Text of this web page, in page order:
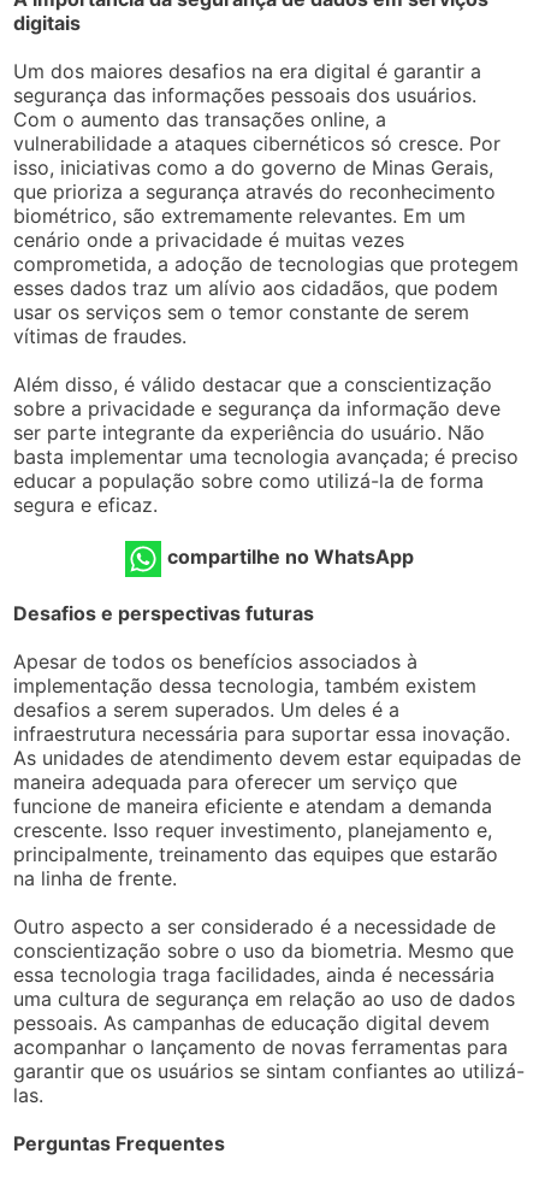
digitais
Um dos maiores desafios na era digital é garantir a
segurança das informações pessoais dos usuários.
Com o aumento das transações online, a
vulnerabilidade a ataques cibernéticos só cresce. Por
isso, iniciativas como a do governo de Minas Gerais,
que prioriza a segurança através do reconhecimento
biométrico, são extremamente relevantes. Em um
cenário onde a privacidade é muitas vezes
comprometida, a adoção de tecnologias que protegem
esses dados traz um alívio aos cidadãos, que podem
usar os serviços sem o temor constante de serem
vítimas de fraudes.
Além disso, é válido destacar que a conscientização
sobre a privacidade e segurança da informação deve
ser parte integrante da experiência do usuário. Não
basta implementar uma tecnologia avançada; é preciso
educar a população sobre como utilizá-la de forma
segura e eficaz.
compartilhe no WhatsApp
Desafios e perspectivas futuras
Apesar de todos os benefícios associados à
implementação dessa tecnologia, também existem
desafios a serem superados. Um deles é a
infraestrutura necessária para suportar essa inovação.
As unidades de atendimento devem estar equipadas de
maneira adequada para oferecer um serviço que
funcione de maneira eficiente e atendam a demanda
crescente. Isso requer investimento, planejamento e,
principalmente, treinamento das equipes que estarão
na linha de frente.
Outro aspecto a ser considerado é a necessidade de
conscientização sobre o uso da biometria. Mesmo que
essa tecnologia traga facilidades, ainda é necessária
uma cultura de segurança em relação ao uso de dados
pessoais. As campanhas de educação digital devem
acompanhar o lançamento de novas ferramentas para
garantir que os usuários se sintam confiantes ao utilizá-
las.
Perguntas Frequentes